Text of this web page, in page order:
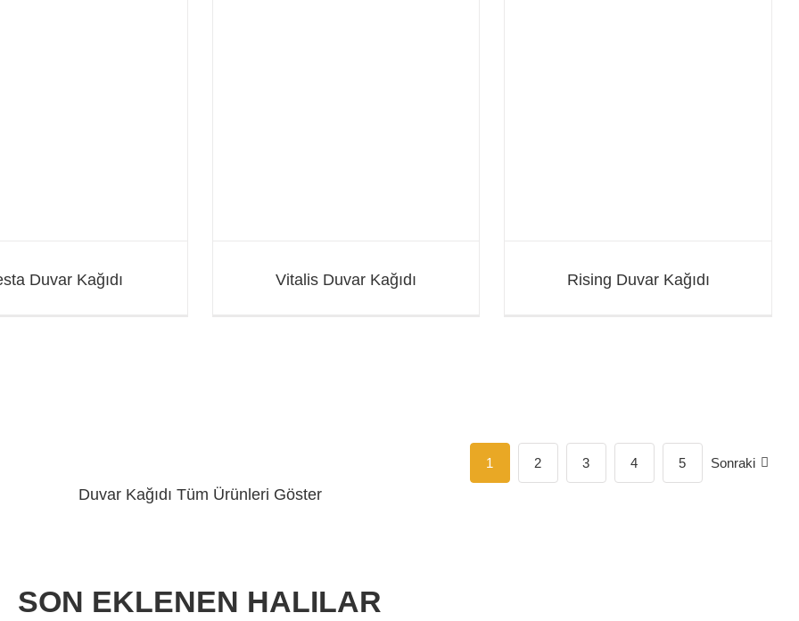
Duvar Kağıdı Vitalis Duvar Kağıdı Rising Duvar Kağıdı
1 2 3 4 5 Sonraki
Duvar Kağıdı Tüm Ürünleri Göster
SON EKLENEN HALILAR